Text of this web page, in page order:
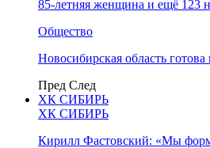
85-летняя женщина и ещё 123
Общество
Новосибирская область
Пред След
ХК СИБИРЬ
ХК СИБИРЬ
Кирилл Фастовский: «Мы